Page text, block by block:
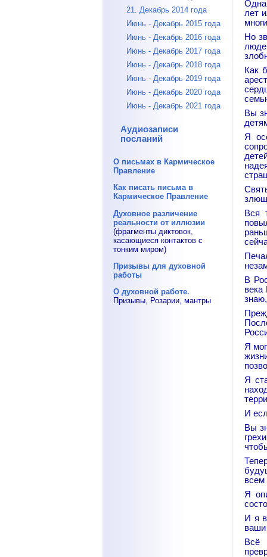
21. Декабрь 2014 года
Июнь - Декабрь 2015 года
Июнь - Декабрь 2016 года
Июнь - Декабрь 2017 года
Июнь - Декабрь 2018 года
Июнь - Декабрь 2019 года
Июнь - Декабрь 2020 года
Июнь - Декабрь 2021 года
Аудиозаписи
посланий
О письмах в Кармическое
Правление
Как писать письма в
Кармическое Правление
Духовное различение
реальности от иллюзии
(фрагменты диктовок,
касающиеся контактов с
тонким миром)
Призывы для духовной
работы
О духовной работе.
Призывы, Розарии, мантры
лет
Но
Как
Вы
Я
Вся
В
века
Я
Я
И
Вы
всем
Я
И я
ваши
Всё